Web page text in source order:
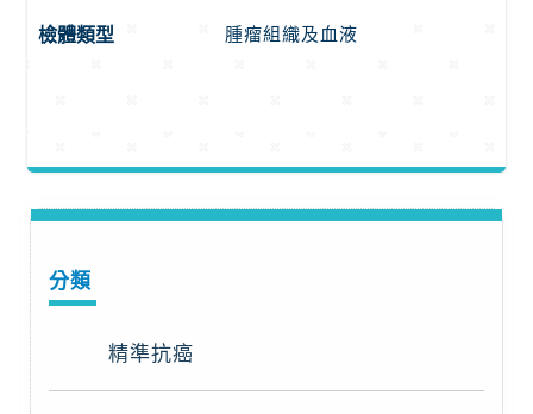
分類
精準抗癌
檢體類型 腫瘤組織及血液